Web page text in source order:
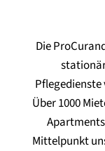
Die
Über 1000
Mittelpunkt